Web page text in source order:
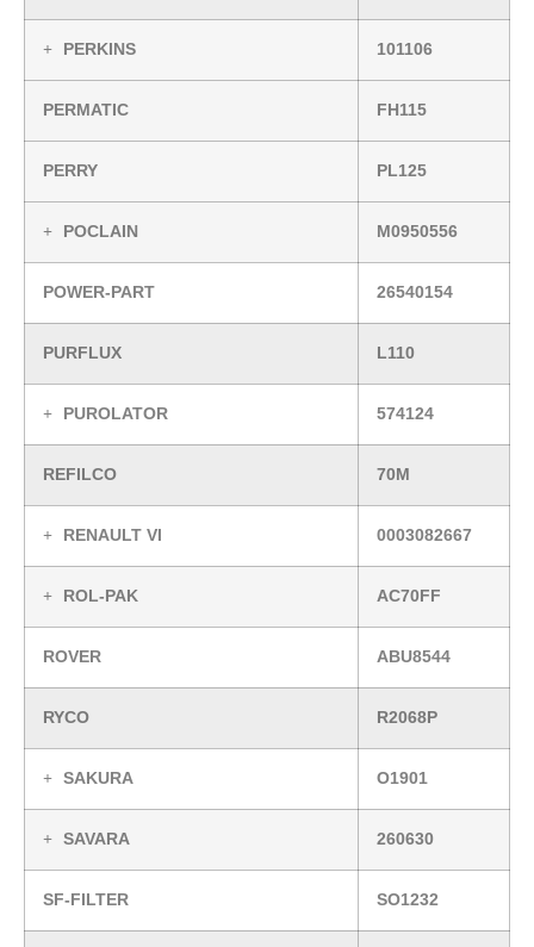
PERKINS 101106
PERMATIC FH115
PERRY PL125
POCLAIN M0950556
POWER-PART 26540154
PURFLUX L110
PUROLATOR 574124
REFILCO 70M
RENAULT VI 0003082667
ROL-PAK AC70FF
ROVER ABU8544
RYCO R2068P
SAKURA O1901
SAVARA 260630
SF-FILTER SO1232